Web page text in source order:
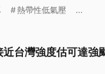
熱帶性低氣壓 ...
台灣強度估可達強